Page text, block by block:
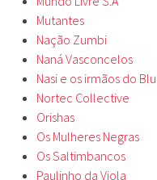
Mutantes
Nação Zumbi
Naná Vasconcelos
Nasi e os irmãos do
Nortec Collective
Orishas
Os Mulheres Negras
Os Saltimbancos
Paulinho da Viola